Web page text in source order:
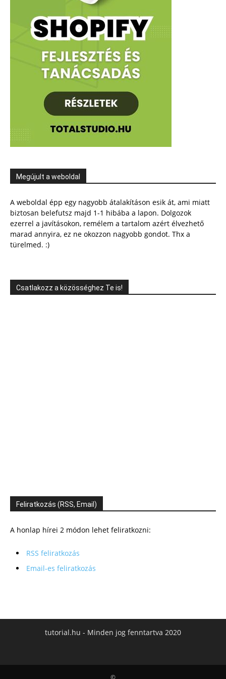
Megújult a weboldal
A weboldal épp egy nagyobb átalakításon esik át, ami miatt
biztosan belefutsz majd 1-1 hibába a lapon. Dolgozok
ezerrel a javításokon, remélem a tartalom azért élvezhető
marad annyira, ez ne okozzon nagyobb gondot. Thx a
türelmed. :)
Csatlakozz a közösséghez Te is!
Feliratkozás (RSS, Email)
A honlap hírei 2 módon lehet feliratkozni:
RSS feliratkozás
Email-es feliratkozás
tutorial.hu - Minden jog fenntartva 2020
©